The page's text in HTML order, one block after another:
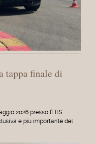
tappa finale di
2026 presso l’ITIS
e più importante del